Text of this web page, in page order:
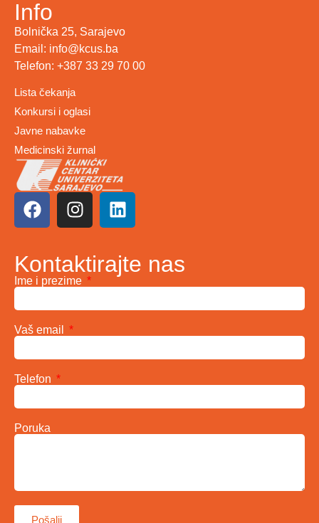
Info
Bolnička 25, Sarajevo
Email: info@kcus.ba
Telefon: +387 33 29 70 00
Lista čekanja
Konkursi i oglasi
Javne nabavke
Medicinski žurnal
Kontaktirajte nas
Ime i prezime
Vaš email
Telefon
Poruka
Pošalji